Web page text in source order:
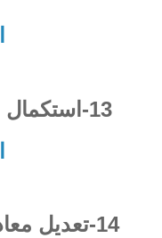
13-استكمال اوراق تكافل وكرامه
14-تعديل معاد كشف تكافل وكرامه